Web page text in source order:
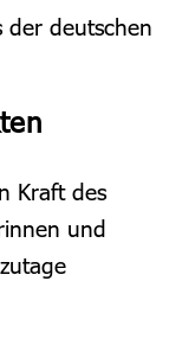
der deutschen
Kraft des
und